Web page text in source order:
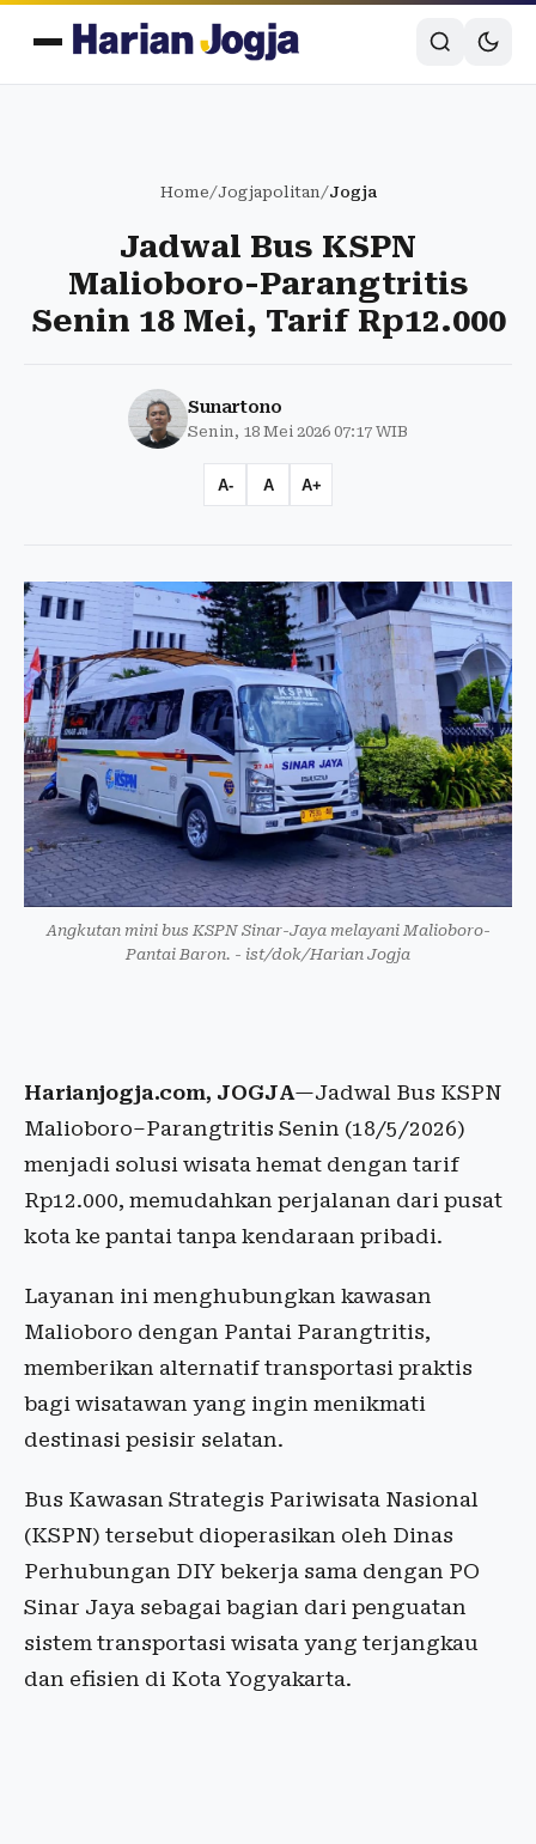
Home/Jogjapolitan/Jogja
Jadwal Bus KSPN
Malioboro-Parangtritis
Senin 18 Mei, Tarif Rp12.000
Sunartono
Senin, 18 Mei 2026 07:17 WIB
A- A A+
Angkutan mini bus KSPN Sinar-Jaya melayani Malioboro-
Pantai Baron. - ist/dok/Harian Jogja
Harianjogja.com, JOGJA—Jadwal Bus KSPN
Malioboro–Parangtritis Senin (18/5/2026)
menjadi solusi wisata hemat dengan tarif
Rp12.000, memudahkan perjalanan dari pusat
kota ke pantai tanpa kendaraan pribadi.
Layanan ini menghubungkan kawasan
Malioboro dengan Pantai Parangtritis,
memberikan alternatif transportasi praktis
bagi wisatawan yang ingin menikmati
destinasi pesisir selatan.
Bus Kawasan Strategis Pariwisata Nasional
(KSPN) tersebut dioperasikan oleh Dinas
Perhubungan DIY bekerja sama dengan PO
Sinar Jaya sebagai bagian dari penguatan
sistem transportasi wisata yang terjangkau
dan efisien di Kota Yogyakarta.